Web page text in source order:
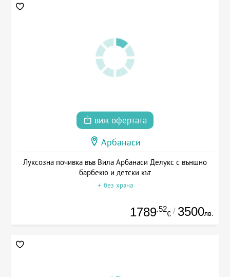
виж офертата
Арбанаси
Луксозна почивка във Вила Арбанаси Делукс с външно
барбекю и детски кът
+ без храна
1789.52
€ / 3500лв.